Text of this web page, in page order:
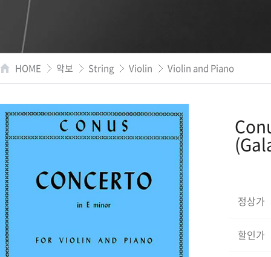
HOME 악보 String Violin Violin and Piano
정상가
할인가